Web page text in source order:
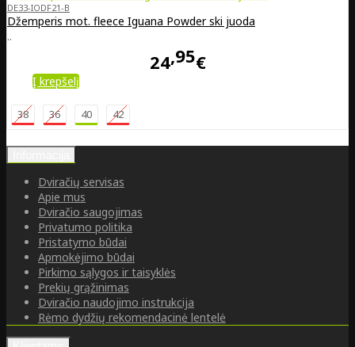
DE33-IODF21-B
Džemperis mot. fleece Iguana Powder ski juoda
..
24 95€
Į krepšelį
38 36 40 42
Dviračių servisas
Apie mus
Dviračio saugojimas
Privatumo politika
Pristatymo būdai
Apmokėjimo būdai
Pirkimo sąlygos ir taisyklės
Prekių grąžinimas
Dviračio naudojimo instrukcija
Rėmo dydžių rekomendacinė lentelė